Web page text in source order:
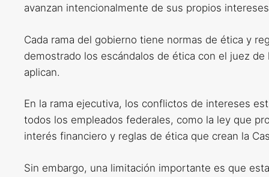
avanzan intencionalmente de sus propios
Cada rama del gobierno tiene normas de ética y
demostrado los escándalos de ética con el juez
aplican.
En la rama ejecutiva, los conflictos de intereses
todos los empleados federales, como la ley que
interés financiero y reglas de ética que crean la
Sin embargo, una limitación importante es que